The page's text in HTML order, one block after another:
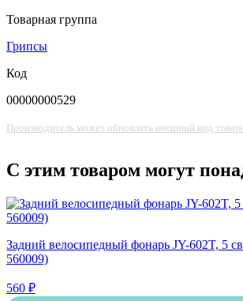
Товарная группа
Грипсы
Код
00000000529
Производитель может обновлять внешний вид
С этим товаром могут
Задний велосипедный фонарь JY-602T, 5
560009)
560 ₽